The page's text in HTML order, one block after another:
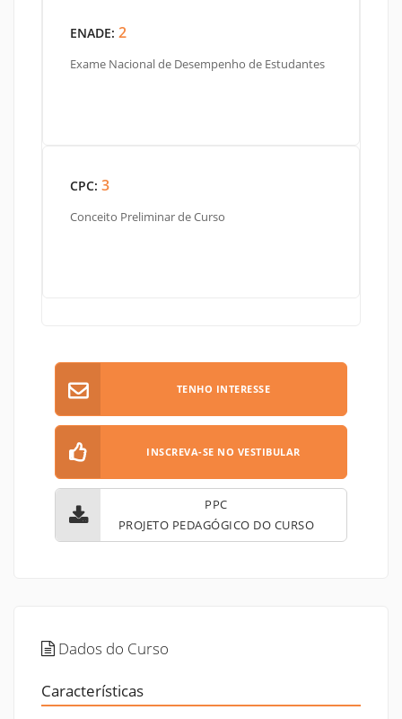
ENADE: 2
Exame Nacional de Desempenho de Estudantes
CPC: 3
Conceito Preliminar de Curso
TENHO INTERESSE
INSCREVA-SE NO VESTIBULAR
PPC
PROJETO PEDAGÓGICO DO CURSO
Dados do Curso
Características